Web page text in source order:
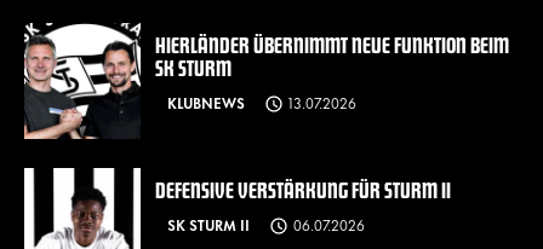
HIERLÄNDER ÜBERNIMMT NEUE FUNKTION BEIM
SK STURM
KLUBNEWS 13.07.2026
DEFENSIVE VERSTÄRKUNG FÜR STURM II
SK STURM II 06.07.2026